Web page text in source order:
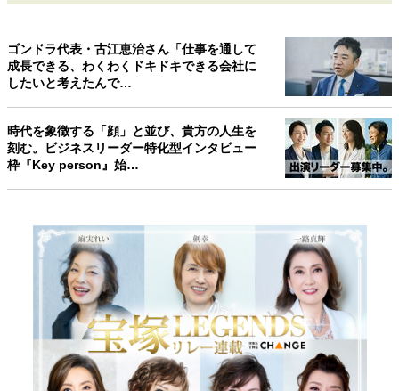
ゴンドラ代表・古江恵治さん「仕事を通して
成長できる、わくわくドキドキできる会社に
したいと考えたんで…
時代を象徴する「顔」と並び、貴方の人生を
刻む。ビジネスリーダー特化型インタビュー
枠『Key person』始…